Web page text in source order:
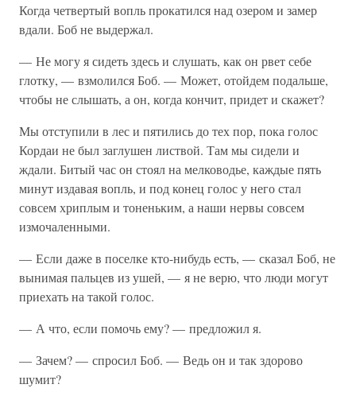
Когда четвертый вопль прокатился над озером и замер
вдали. Боб не выдержал.
— Не могу я сидеть здесь и слушать, как он рвет себе
глотку, — взмолился Боб. — Может, отойдем подальше,
чтобы не слышать, а он, когда кончит, придет и скажет?
Мы отступили в лес и пятились до тех пор, пока голос
Кордаи не был заглушен листвой. Там мы сидели и
ждали. Битый час он стоял на мелководье, каждые пять
минут издавая вопль, и под конец голос у него стал
совсем хриплым и тоненьким, а наши нервы совсем
измочаленными.
— Если даже в поселке кто-нибудь есть, — сказал Боб, не
вынимая пальцев из ушей, — я не верю, что люди могут
приехать на такой голос.
— А что, если помочь ему? — предложил я.
— Зачем? — спросил Боб. — Ведь он и так здорово
шумит?